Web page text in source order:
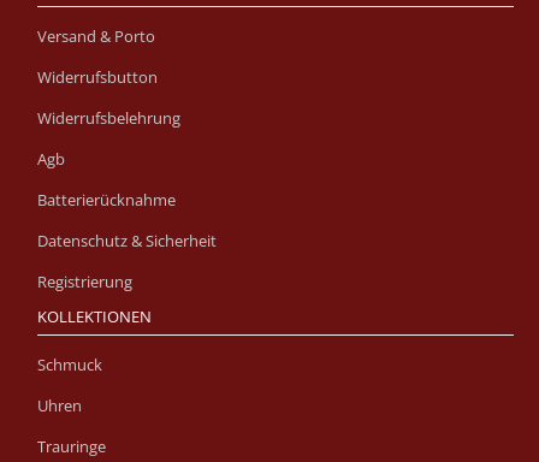
Versand & Porto
Widerrufsbutton
Widerrufsbelehrung
Agb
Batterierücknahme
Datenschutz & Sicherheit
Registrierung
KOLLEKTIONEN
Schmuck
Uhren
Trauringe